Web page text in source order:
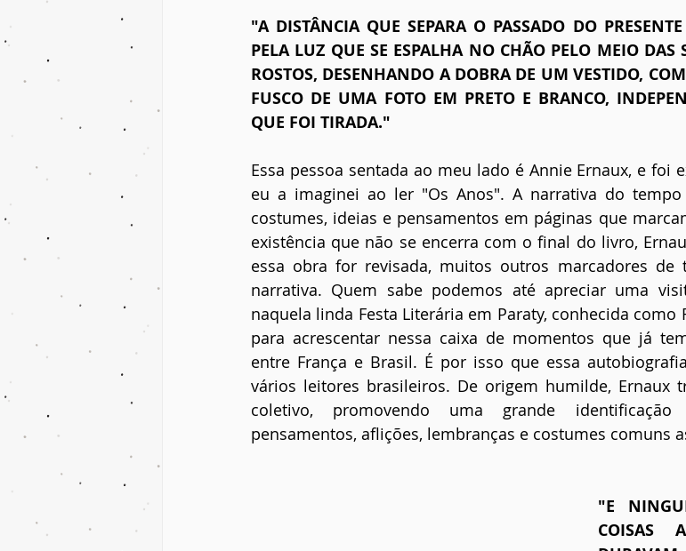
"A DISTÂNCIA QUE SEPARA O PASSADO DO
PELA LUZ QUE SE ESPALHA NO CHÃO PELO MEIO DAS
ROSTOS, DESENHANDO A DOBRA DE UM VESTIDO,
FUSCO DE UMA FOTO EM PRETO E BRANCO,
QUE FOI TIRADA."
Essa pessoa sentada ao meu lado é Annie Ernaux, e foi
eu a imaginei ao ler "Os Anos". A narrativa do
costumes, ideias e pensamentos em páginas que
existência que não se encerra com o final do livro,
essa obra for revisada, muitos outros marcadores de
narrativa. Quem sabe podemos até apreciar uma
naquela linda Festa Literária em Paraty, conhecida como
para acrescentar nessa caixa de momentos que já
entre França e Brasil. É por isso que essa
vários leitores brasileiros. De origem humilde, Ernaux
coletivo, promovendo uma grande
pensamentos, aflições, lembranças e costumes comuns
"E
COISAS